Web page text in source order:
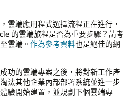
，雲端應用程式選擇流程正在進行，
的雲端旅程是否為重要步驟？請考
雲端。 作為參考資料也是絕佳的網
成功的雲端專案之後，將對新工作產
汰其他企業內部部署系統並進一步
驗開始建置，並規劃下個雲端專